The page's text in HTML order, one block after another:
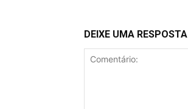
DEIXE UMA RESPOSTA